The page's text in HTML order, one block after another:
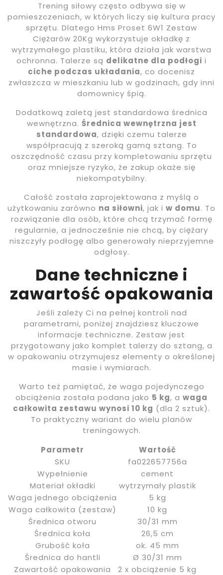
Trening siłowy często odbywa się w
pomieszczeniach, w których liczy się kultura pracy
sprzętu. Dlatego Hms Proset 6W1 Zestaw
Ciężarów 20Kg wykorzystuje okładkę z
wytrzymałego plastiku, która działa jak warstwa
ochronna. Talerze są delikatne dla podłogi i
ciche podczas układania, co docenisz
zwłaszcza w mieszkaniu lub w godzinach, gdy inni
domownicy śpią.
Dodatkową zaletą jest standardowa średnica
wewnętrzna. Średnica wewnętrzna jest
standardowa, dzięki czemu talerze
współpracują z szeroką gamą sztang. To
oszczędność czasu przy kompletowaniu sprzętu
oraz mniejsze ryzyko, że zakup okaże się
niekompatybilny.
Całość została zaprojektowana z myślą o
użytkowaniu zarówno na siłowni, jak i w domu. To
rozwiązanie dla osób, które chcą trzymać formę
regularnie, a jednocześnie nie chcą, by ciężary
niszczyły podłogę albo generowały nieprzyjemne
odgłosy.
Dane techniczne i
zawartość opakowania
Jeśli zależy Ci na pełnej kontroli nad
parametrami, poniżej znajdziesz kluczowe
informacje techniczne. Zestaw jest
przygotowany jako komplet talerzy do sztang, a
w opakowaniu otrzymujesz elementy o określonej
masie i wymiarach.
Warto też pamiętać, że waga pojedynczego
obciążenia została podana jako 5 kg, a waga
całkowita zestawu wynosi 10 kg (dla 2 sztuk).
To praktyczny wariant do wielu planów
treningowych.
Parametr
Wartość
SKU
fa022657756a
Wypełnienie
cement
Materiał okładki
wytrzymały plastik
Waga jednego obciążenia
5 kg
Waga całkowita (zestaw)
10 kg
Średnica otworu
30/31 mm
Średnica koła
26,5 cm
Grubość koła
ok. 45 mm
Średnica do hantli
Ø 30/31 mm
Zawartość opakowania
2 x obciążenie 5 kg